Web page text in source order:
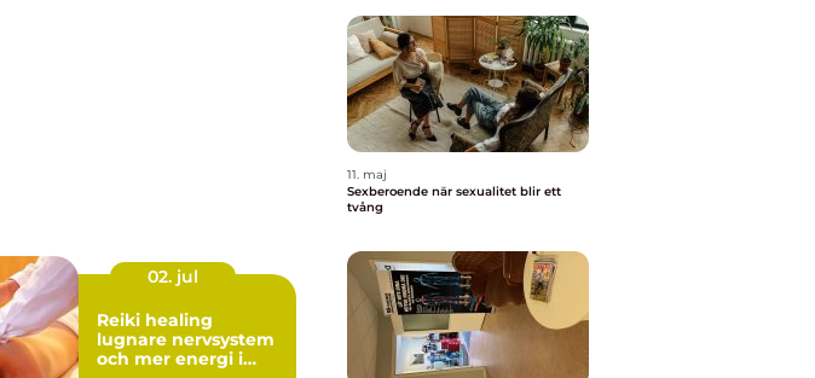
02. jul
Reiki healing
lugnare nervsystem
och mer energi i
11. maj
Sexberoende när sexualitet blir ett
tvång